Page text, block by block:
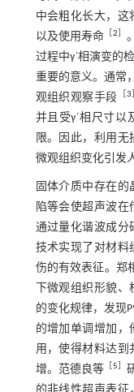
中会粗化长大，这
以及使用寿命 ［2
过程中γ΄相演变的
重要的意义。通常
观组织观察手段 ［3
并且受γ΄相尺寸以
限。因此，利用
微观组织变化引发
固体介质中存在
陷等会使超声波在
通过量化谐波成分
技术实现了对材料
伤的有效表征。郑
下微观组织形貌
的变化规律，发现
的增加单调增加
用，使得材料达到
增。范德良等 ［5 ］